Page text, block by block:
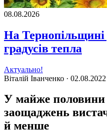
08.08.2026
На Тернопільщині
градусів тепла
Актуально!
Віталій Іванченко · 02.08.2022
У майже половини
заощаджень
й менше